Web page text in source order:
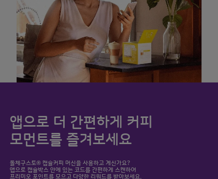
앱으로 더 간편하게 커피
모먼트를 즐겨보세요
돌체구스토® 캡슐커피 머신을 사용하고 계신가요?
앱으로 캡슐박스 안에 있는 코드를 간편하게 스캔하여
프리미오 포인트를 모으고 다양한 리워드를 받아보세요.